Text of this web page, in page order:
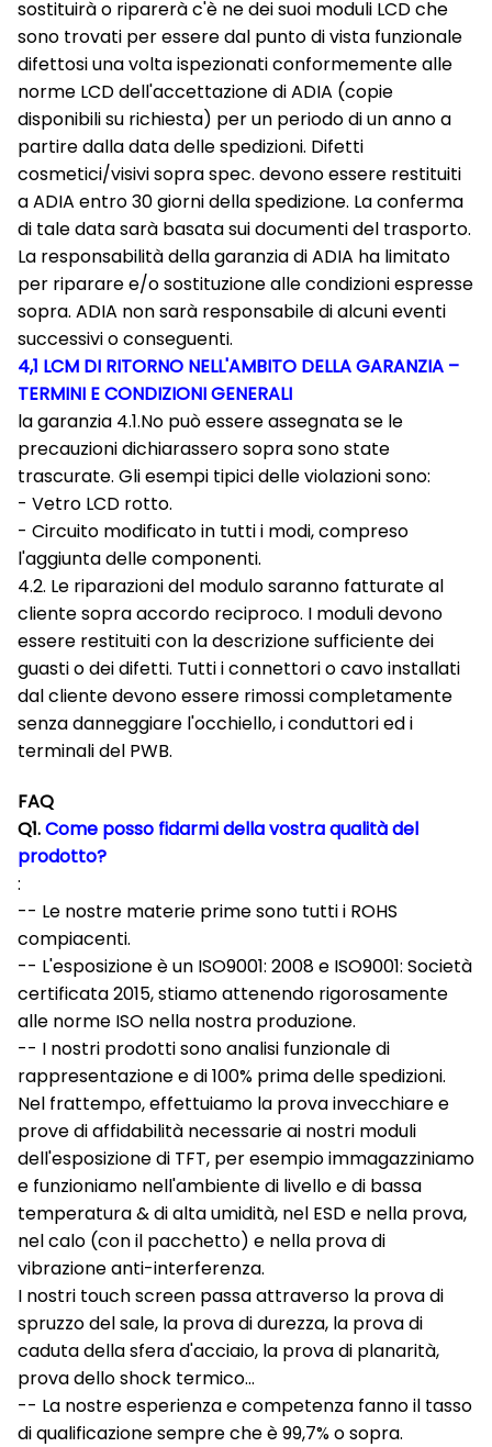
sostituirà o riparerà c'è ne dei suoi moduli LCD che
sono trovati per essere dal punto di vista funzionale
difettosi una volta ispezionati conformemente alle
norme LCD dell'accettazione di ADIA (copie
disponibili su richiesta) per un periodo di un anno a
partire dalla data delle spedizioni. Difetti
cosmetici/visivi sopra spec. devono essere restituiti
a ADIA entro 30 giorni della spedizione. La conferma
di tale data sarà basata sui documenti del trasporto.
La responsabilità della garanzia di ADIA ha limitato
per riparare e/o sostituzione alle condizioni espresse
sopra. ADIA non sarà responsabile di alcuni eventi
successivi o conseguenti.
4,1 LCM DI RITORNO NELL'AMBITO DELLA GARANZIA –
TERMINI E CONDIZIONI GENERALI
la garanzia 4.1.No può essere assegnata se le
precauzioni dichiarassero sopra sono state
trascurate. Gli esempi tipici delle violazioni sono:
- Vetro LCD rotto.
- Circuito modificato in tutti i modi, compreso
l'aggiunta delle componenti.
4.2. Le riparazioni del modulo saranno fatturate al
cliente sopra accordo reciproco. I moduli devono
essere restituiti con la descrizione sufficiente dei
guasti o dei difetti. Tutti i connettori o cavo installati
dal cliente devono essere rimossi completamente
senza danneggiare l'occhiello, i conduttori ed i
terminali del PWB.
FAQ
Q1.Come posso fidarmi della vostra qualità del
prodotto?
:
-- Le nostre materie prime sono tutti i ROHS
compiacenti.
-- L'esposizione è un ISO9001: 2008 e ISO9001: Società
certificata 2015, stiamo attenendo rigorosamente
alle norme ISO nella nostra produzione.
-- I nostri prodotti sono analisi funzionale di
rappresentazione e di 100% prima delle spedizioni.
Nel frattempo, effettuiamo la prova invecchiare e
prove di affidabilità necessarie ai nostri moduli
dell'esposizione di TFT, per esempio immagazziniamo
e funzioniamo nell'ambiente di livello e di bassa
temperatura & di alta umidità, nel ESD e nella prova,
nel calo (con il pacchetto) e nella prova di
vibrazione anti-interferenza.
I nostri touch screen passa attraverso la prova di
spruzzo del sale, la prova di durezza, la prova di
caduta della sfera d'acciaio, la prova di planarità,
prova dello shock termico…
-- La nostre esperienza e competenza fanno il tasso
di qualificazione sempre che è 99,7% o sopra.